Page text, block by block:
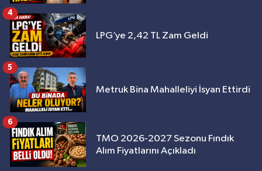
LPG’ye 2,42 TL Zam Geldi
4
Metruk Bina Mahalleliyi İsyan Ettirdi
5
TMO 2026-2027 Sezonu Fındık
Alım Fiyatlarını Açıkladı
6